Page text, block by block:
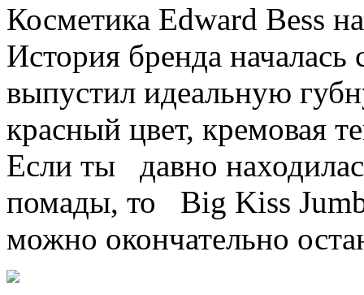
Косметика Edward Bess
История бренда
выпустил идеальную
красный цвет, кремовая
Если ты давно
помады, то Big Kiss
можно окончательно